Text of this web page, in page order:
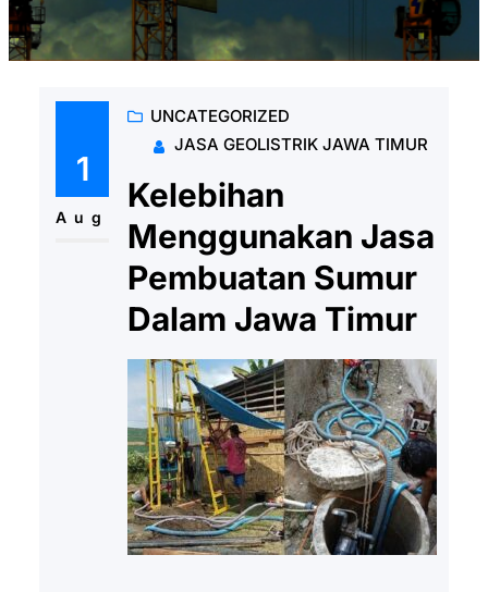
1
Aug
UNCATEGORIZED
JASA GEOLISTRIK JAWA TIMUR
Kelebihan
Menggunakan Jasa
Pembuatan Sumur
Dalam Jawa Timur